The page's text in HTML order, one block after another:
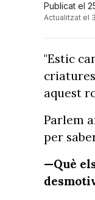
Publicat el
Actualitzat el
"Estic
aquest
Parlem
per
—Què